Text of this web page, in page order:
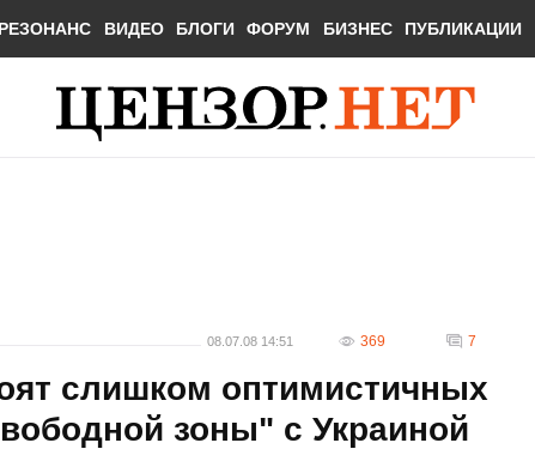
РЕЗОНАНС ВИДЕО БЛОГИ ФОРУМ БИЗНЕС ПУБЛИКАЦИИ
08.07.08 14:51 369 7
слишком оптимистичных
зоны" с Украиной